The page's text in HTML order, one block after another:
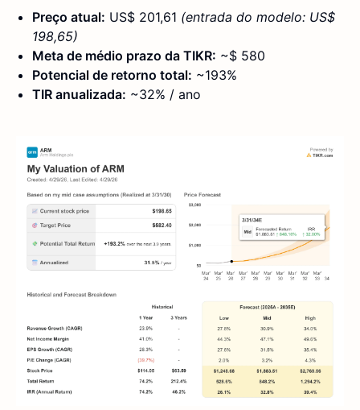
Preço atual: US$ 201,61 (entrada do modelo: US$
198,65)
Meta de médio prazo da TIKR: ~$ 580
Potencial de retorno total: ~193%
TIR anualizada: ~32% / ano